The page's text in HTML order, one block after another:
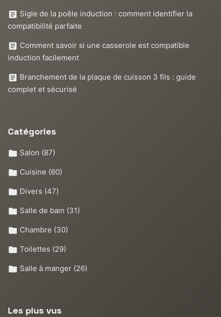
Sigle de la poêle induction : comment identifier la
compatibilité parfaite
Comment savoir si une casserole est compatible
induction facilement
Branchement de la plaque de cuisson 3 fils : guide
complet et sécurisé
Catégories
Salon (87)
Cuisine (60)
Divers (47)
Salle de bain (31)
Chambre (30)
Toilettes (29)
Salle à manger (26)
Les plus vus